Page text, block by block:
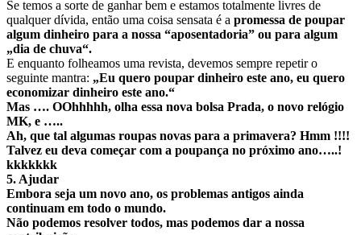
Se temos a sorte de ganhar bem e estamos totalmente livres de
qualquer dívida, então uma coisa sensata é a promessa de poupar
algum dinheiro para a nossa “aposentadoria” ou para algum
„dia de chuva“.
E enquanto folheamos uma revista, devemos sempre repetir o
seguinte mantra: „Eu quero poupar dinheiro este ano, eu quero
economizar dinheiro este ano.“
Mas …. OOhhhhh, olha essa nova bolsa Prada, o novo relógio
MK, e …..
Ah, que tal algumas roupas novas para a primavera? Hmm !!!!
Talvez eu deva começar com a poupança no próximo ano…..!
kkkkkkk
5. Ajudar
Embora seja um novo ano, os problemas antigos ainda
continuam em todo o mundo.
Não podemos resolver todos, mas podemos dar a nossa